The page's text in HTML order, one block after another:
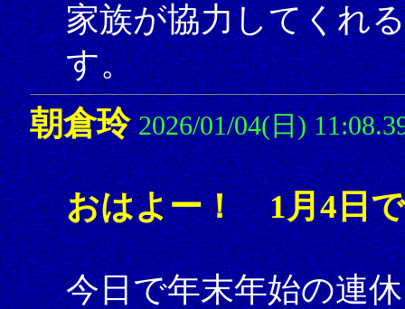
家族が協力してくれ
す。
朝倉玲 2026/01/04(日)
おはよー！ 1月4日
今日で年末年始の連